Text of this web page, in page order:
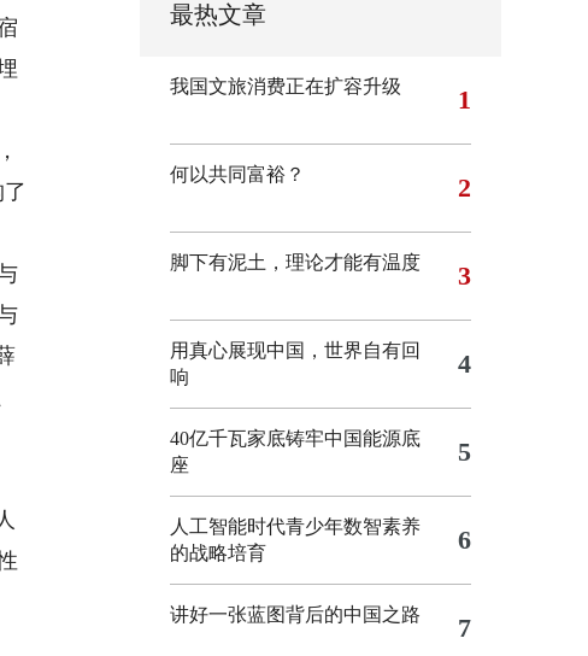
最热文章
我国文旅消费正在扩容升级 1
何以共同富裕？ 2
脚下有泥土，理论才能有温度 3
用真心展现中国，世界自有回
响
4
40亿千瓦家底铸牢中国能源底
座
5
人工智能时代青少年数智素养
的战略培育
6
讲好一张蓝图背后的中国之路 7